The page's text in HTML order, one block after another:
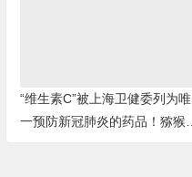
“维生素C”被上海卫健委列为唯
一预防新冠肺炎的药品！猕猴桃